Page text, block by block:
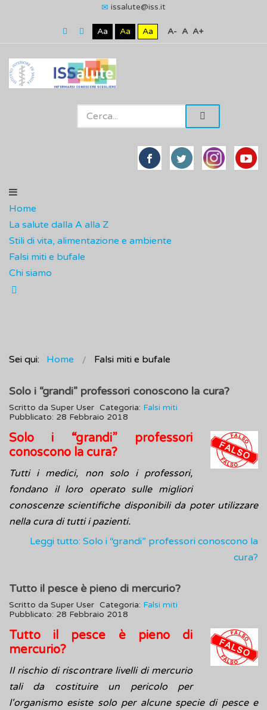
issalute@iss.it
Aa Aa Aa A- A A+
Home
La salute dalla A alla Z
Stili di vita, alimentazione e ambiente
Falsi miti e bufale
Chi siamo
Sei qui: Home Falsi miti e bufale
Solo i “grandi” professori conoscono la cura?
Scritto da Super User Categoria: Falsi miti
Pubblicato: 28 Febbraio 2018
Solo i “grandi” professori
conoscono la cura?
Tutti i medici, non solo i professori,
fondano il loro operato sulle migliori
conoscenze scientifiche disponibili da poter utilizzare
nella cura di tutti i pazienti.
Leggi tutto: Solo i “grandi” professori conoscono la
cura?
Tutto il pesce è pieno di mercurio?
Scritto da Super User Categoria: Falsi miti
Pubblicato: 28 Febbraio 2018
Tutto il pesce è pieno di
mercurio?
Il rischio di riscontrare livelli di mercurio
tali da costituire un pericolo per
l'organismo esiste solo per alcune specie di pesce e